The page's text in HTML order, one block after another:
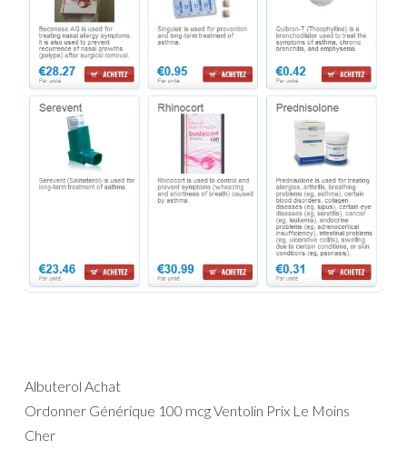
Albuterol Achat
Ordonner Générique 100 mcg Ventolin Prix Le Moins
Cher